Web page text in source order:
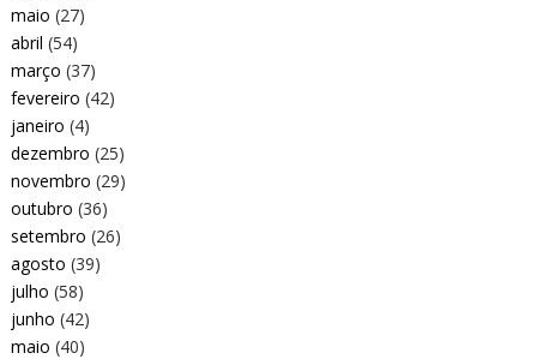
maio (27)
abril (54)
março (37)
fevereiro (42)
janeiro (4)
dezembro (25)
novembro (29)
outubro (36)
setembro (26)
agosto (39)
julho (58)
junho (42)
maio (40)